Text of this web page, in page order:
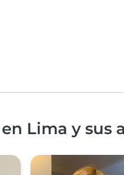
Lima y sus